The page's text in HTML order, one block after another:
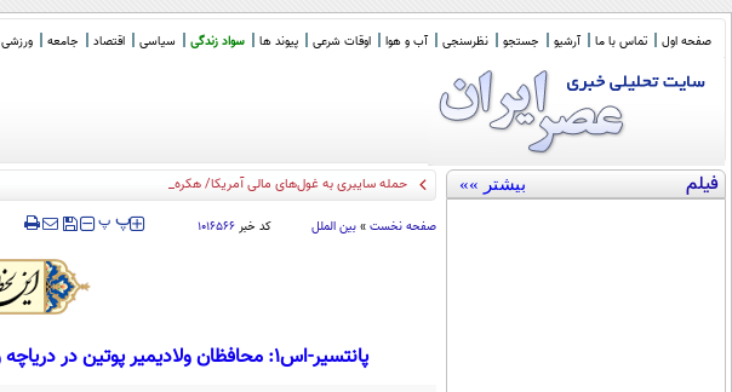
صفحه اول تماس با ما آرشیو جستجو نظرسنجی آب و هوا اوقات شرعی پیوند ها سواد زندگی سیاسی اقتصاد جامعه ورزشی
فیلم بیشتر »» حمله سایبری به غول‌های مالی آمریکا/ هکرها سراغ بلک‌استون و آپولو رفتند
صفحه نخست » بین الملل کد خبر۱۰۱۶۵۶۶ ‍‍‍ پپ
پانتسیر-اس1: محافظان ولادیمیر پوتین در دریاچه ولدای/ آمریکا هم عاشق پانتسیر است! (+فیلم و عکس)